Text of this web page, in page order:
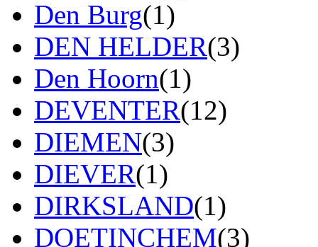
Den Burg(1)
DEN HELDER(3)
Den Hoorn(1)
DEVENTER(12)
DIEMEN(3)
DIEVER(1)
DIRKSLAND(1)
DOETINCHEM(3)